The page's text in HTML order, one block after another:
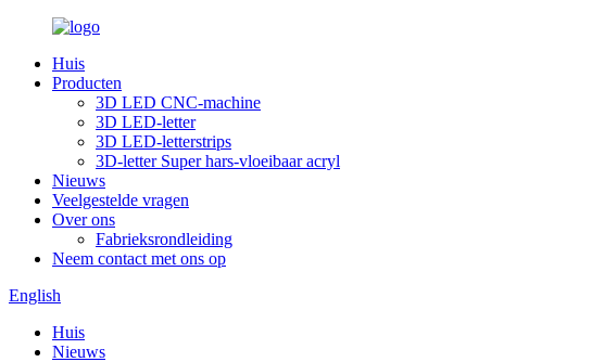
Huis
Producten
3D LED CNC-machine
3D LED-letter
3D LED-letterstrips
3D-letter Super hars-vloeibaar acryl
Nieuws
Veelgestelde vragen
Over ons
Fabrieksrondleiding
Neem contact met ons op
English
Huis
Nieuws